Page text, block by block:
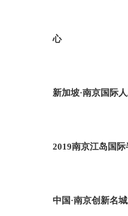
心
新加坡·南京国际
2019南京江岛国
中国·南京创新名